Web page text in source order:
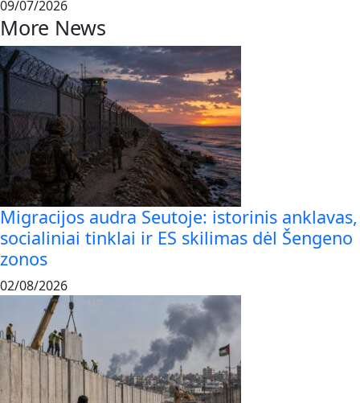
09/07/2026
More News
Migracijos audra Seutoje: istorinis anklavas,
socialiniai tinklai ir ES skilimas dėl Šengeno
zonos
02/08/2026